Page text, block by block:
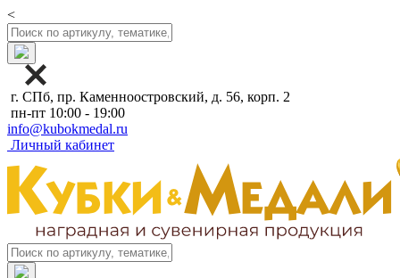
<
г. СПб, пр. Каменноостровский, д. 56, корп. 2
пн-пт 10:00 - 19:00
info@kubokmedal.ru
Личный кабинет